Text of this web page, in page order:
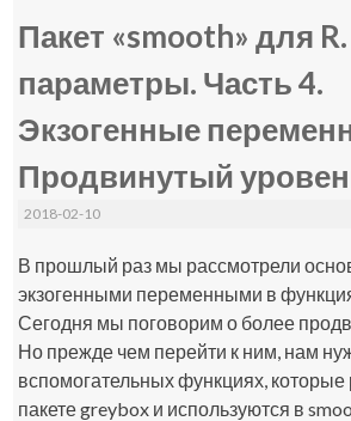
Пакет «smooth» для
параметры. Часть 4.
Экзогенные
Продвинутый
2018-02-10
В прошлый раз мы рассмотрели
экзогенными переменными в
Сегодня мы поговорим о более
Но прежде чем перейти к ним, нам
вспомогательных функциях,
пакете greybox и используются в